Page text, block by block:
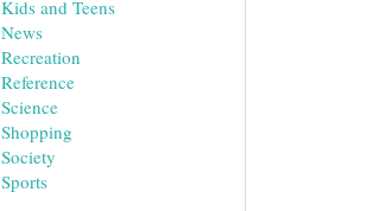
Kids and Teens
News
Recreation
Reference
Science
Shopping
Society
Sports